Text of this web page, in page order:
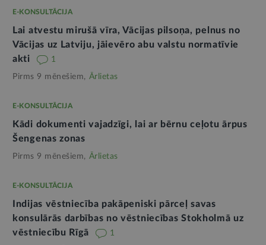
E-KONSULTĀCIJA
Lai atvestu mirušā vīra, Vācijas pilsoņa, pelnus no
Vācijas uz Latviju, jāievēro abu valstu normatīvie
akti
1
Pirms 9 mēnešiem, Ārlietas
E-KONSULTĀCIJA
Kādi dokumenti vajadzīgi, lai ar bērnu ceļotu ārpus
Šengenas zonas
Pirms 9 mēnešiem, Ārlietas
E-KONSULTĀCIJA
Indijas vēstniecība pakāpeniski pārceļ savas
konsulārās darbības no vēstniecības Stokholmā uz
vēstniecību Rīgā
1